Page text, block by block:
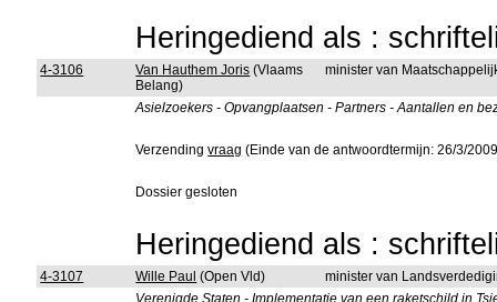
Heringediend als :
4-3106 Van Hauthem Joris (Vlaams
Belang)
minister van
Asielzoekers - Opvangplaatsen - Partners - Aantallen en
Verzendingvraag (Einde van de antwoordtermijn: 26/3/
Dossier gesloten
Heringediend als :
4-3107 Wille Paul (Open Vld)
minister van
Verenigde Staten - Implementatie van een raketschild in